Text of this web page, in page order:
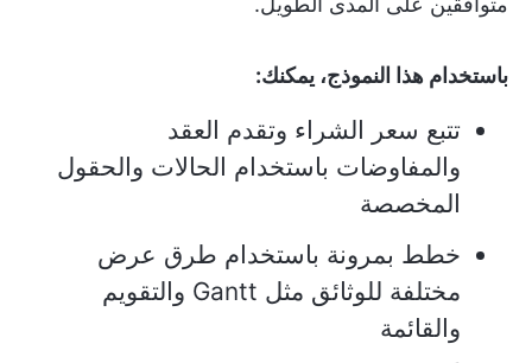
باستخدام هذا النموذج، يمكنك:
تتبع سعر الشراء وتقدم العقد
والمفاوضات باستخدام الحالات والحقول
المخصصة
خطط بمرونة باستخدام طرق عرض
مختلفة للوثائق مثل Gantt والتقويم
والقائمة